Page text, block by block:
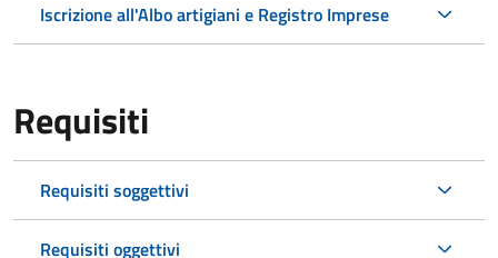
Iscrizione all'Albo artigiani e Registro Imprese
Requisiti
Requisiti soggettivi
Requisiti oggettivi